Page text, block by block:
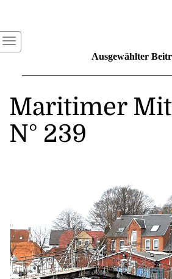
Ausgewählter
Maritimer
N° 239